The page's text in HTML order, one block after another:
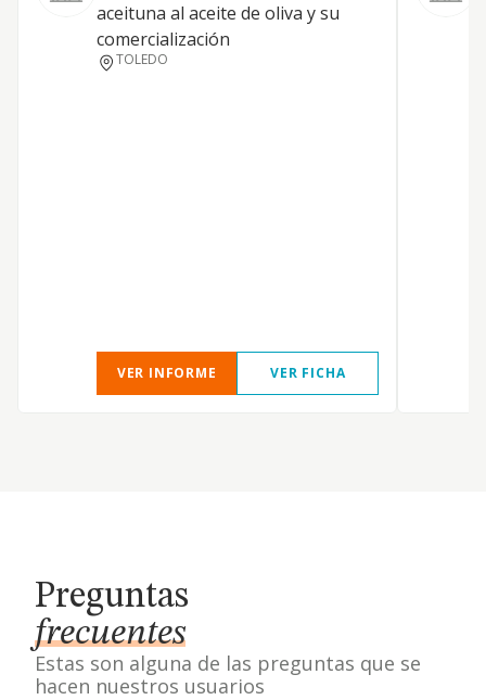
aceituna al aceite de oliva y su
comercialización
TOLEDO
VER INFORME VER FICHA
Preguntas
frecuentes
Estas son alguna de las preguntas que se
hacen nuestros usuarios